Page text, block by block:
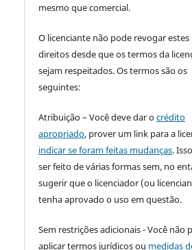
mesmo que comercial.
O licenciante não pode revogar estes
direitos desde que os termos da
sejam respeitados. Os termos são os
seguintes:
Atribuição – Você deve dar ocrédito
apropriado, prover um link para a
indicar se foram feitas mudanças.
ser feito de várias formas sem, no
sugerir que o licenciador (ou
tenha aprovado o uso em questão.
Sem restrições adicionais - Você não
aplicar termos jurídicos ou medidas